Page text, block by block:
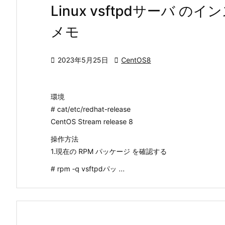
Linux vsftpdサーバ のイ
メモ
 2023年5月25日  CentOS8
環境
# cat/etc/redhat-release
CentOS Stream release 8
操作方法
1.現在の RPM パッケージ を確認する
# rpm -q vsftpdパッ ...